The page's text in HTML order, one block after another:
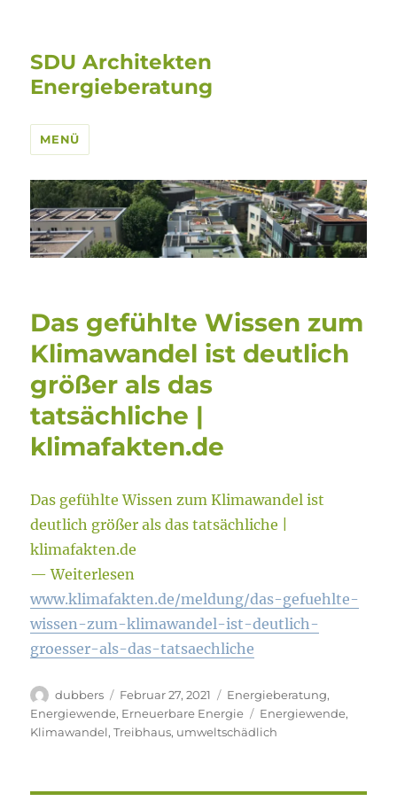
SDU Architekten
Energieberatung
MENÜ
Das gefühlte Wissen zum
Klimawandel ist deutlich
größer als das
tatsächliche |
klimafakten.de
Das gefühlte Wissen zum Klimawandel ist
deutlich größer als das tatsächliche |
klimafakten.de
— Weiterlesen
www.klimafakten.de/meldung/das-gefuehlte-
wissen-zum-klimawandel-ist-deutlich-
groesser-als-das-tatsaechliche
Autor
dubbers
Veröffentlicht
am
Februar 27, 2021 Kategorien
Energieberatung,
Energiewende, Erneuerbare Energie Schlagwörter
Energiewende,
Klimawandel,Treibhaus, umweltschädlich